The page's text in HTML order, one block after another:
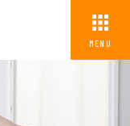
MENU